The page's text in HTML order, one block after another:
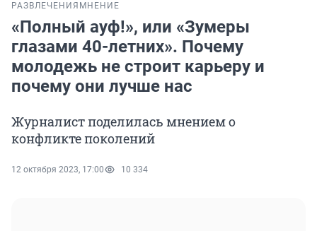
РАЗВЛЕЧЕНИЯ МНЕНИЕ
«Полный ауф!», или «Зумеры
глазами 40-летних». Почему
молодежь не строит карьеру и
почему они лучше нас
Журналист поделилась мнением о
конфликте поколений
12 октября 2023, 17:00 10 334